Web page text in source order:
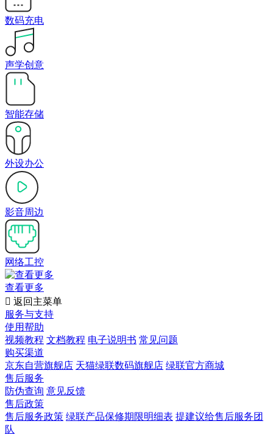
数码充电
声学创意
智能存储
外设办公
影音周边
网络工控
查看更多
 返回主菜单
服务与支持
使用帮助
视频教程 文档教程 电子说明书 常见问题
购买渠道
京东自营旗舰店 天猫绿联数码旗舰店 绿联官方商城
售后服务
防伪查询 意见反馈
售后政策
售后服务政策 绿联产品保修期限明细表 提建议给售后服务团
队